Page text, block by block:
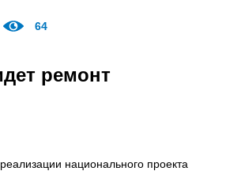
64
ремонт
национального проекта